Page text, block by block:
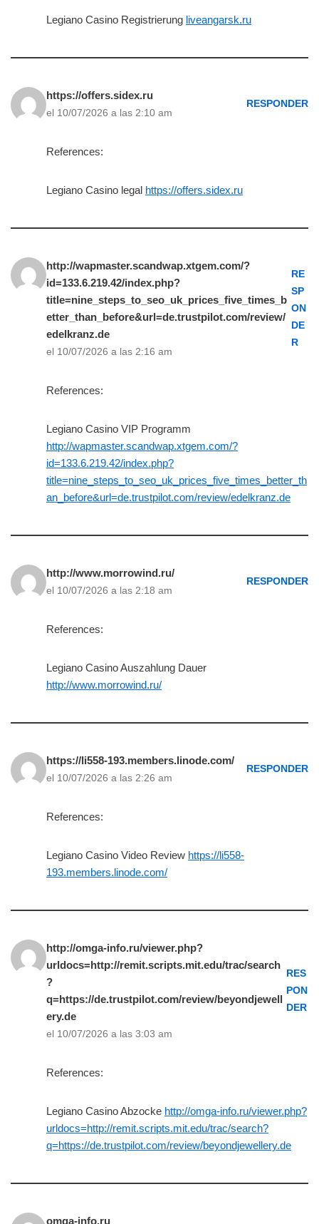
Legiano Casino Registrierung liveangarsk.ru
https://offers.sidex.ru
el 10/07/2026 a las 2:10 am
RESPONDER
References:
Legiano Casino legal https://offers.sidex.ru
http://wapmaster.scandwap.xtgem.com/?
id=133.6.219.42/index.php?
title=nine_steps_to_seo_uk_prices_five_times_b
etter_than_before&url=de.trustpilot.com/review/
edelkranz.de
el 10/07/2026 a las 2:16 am
RE
SP
ON
DE
R
References:
Legiano Casino VIP Programm
http://wapmaster.scandwap.xtgem.com/?
id=133.6.219.42/index.php?
title=nine_steps_to_seo_uk_prices_five_times_better_th
an_before&url=de.trustpilot.com/review/edelkranz.de
http://www.morrowind.ru/
el 10/07/2026 a las 2:18 am
RESPONDER
References:
Legiano Casino Auszahlung Dauer
http://www.morrowind.ru/
https://li558-193.members.linode.com/
el 10/07/2026 a las 2:26 am
RESPONDER
References:
Legiano Casino Video Review https://li558-
193.members.linode.com/
http://omga-info.ru/viewer.php?
urldocs=http://remit.scripts.mit.edu/trac/search
?
q=https://de.trustpilot.com/review/beyondjewell
ery.de
el 10/07/2026 a las 3:03 am
RES
PON
DER
References:
Legiano Casino Abzocke http://omga-info.ru/viewer.php?
urldocs=http://remit.scripts.mit.edu/trac/search?
q=https://de.trustpilot.com/review/beyondjewellery.de
omga-info.ru